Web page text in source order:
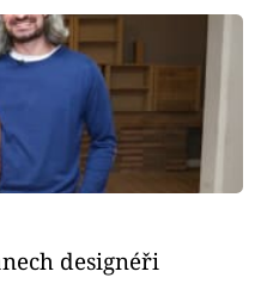
designéři